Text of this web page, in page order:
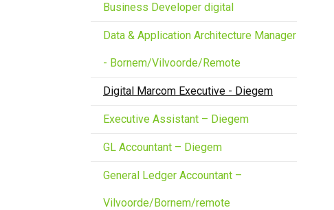
Business Developer digital
Data & Application Architecture Manager
- Bornem/Vilvoorde/Remote
Digital Marcom Executive - Diegem
Executive Assistant – Diegem
GL Accountant – Diegem
General Ledger Accountant –
Vilvoorde/Bornem/remote